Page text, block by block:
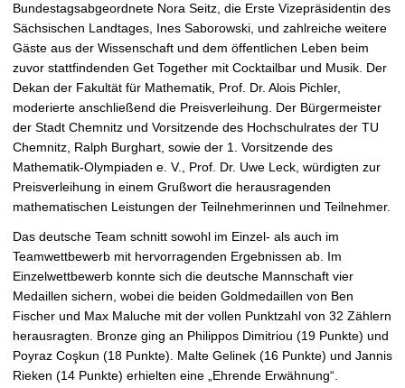
Bundestagsabgeordnete Nora Seitz, die Erste Vizepräsidentin des
Sächsischen Landtages, Ines Saborowski, und zahlreiche weitere
Gäste aus der Wissenschaft und dem öffentlichen Leben beim
zuvor stattfindenden Get Together mit Cocktailbar und Musik. Der
Dekan der Fakultät für Mathematik, Prof. Dr. Alois Pichler,
moderierte anschließend die Preisverleihung. Der Bürgermeister
der Stadt Chemnitz und Vorsitzende des Hochschulrates der TU
Chemnitz, Ralph Burghart, sowie der 1. Vorsitzende des
Mathematik-Olympiaden e. V., Prof. Dr. Uwe Leck, würdigten zur
Preisverleihung in einem Grußwort die herausragenden
mathematischen Leistungen der Teilnehmerinnen und Teilnehmer.
Das deutsche Team schnitt sowohl im Einzel- als auch im
Teamwettbewerb mit hervorragenden Ergebnissen ab. Im
Einzelwettbewerb konnte sich die deutsche Mannschaft vier
Medaillen sichern, wobei die beiden Goldmedaillen von Ben
Fischer und Max Maluche mit der vollen Punktzahl von 32 Zählern
herausragten. Bronze ging an Philippos Dimitriou (19 Punkte) und
Poyraz Coşkun (18 Punkte). Malte Gelinek (16 Punkte) und Jannis
Rieken (14 Punkte) erhielten eine „Ehrende Erwähnung“.